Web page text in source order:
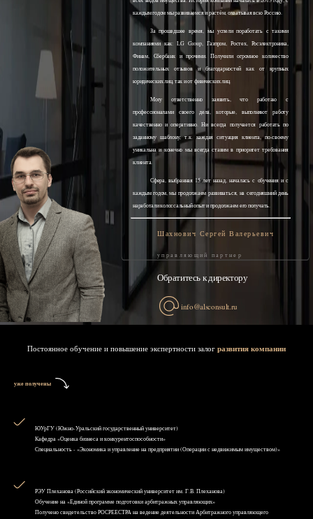
каждым годом мы развиваемся и растём, охватывая всю Россию.
За прошедшее время, мы успели поработать с такими
компаниями как: LG Group, Газпром, Ростех, Росэлектроника,
Финам, Сбербанк и прочими. Получили огромное количество
положительных отзывов и благодарностей как от крупных
юридических лиц, так и от физических лиц.
Могу ответственно заявить, что работаю с
профессионалами своего дела, которые, выполняют работу
качественно и оперативно. Ни всегда получается работать по
заданному шаблону, т.к. каждая ситуация клиента, по-своему
уникальна и конечно мы всегда ставим в приоритет требования
клиента.
Сфера, выбранная 15 лет назад, началась с обучения и с
каждым годом, мы продолжаем развиваться, на сегодняшний день
наработали колоссальный опыт и продолжаем его получать.
Шахнович Сергей Валерьевич
управляющий партнер
Обратитесь к директору
info@alsconsult.ru
Постоянное обучение и повышение экспертности залог развития компании
уже получены
ЮУрГУ (Южно-Уральский государственный университет)
Кафедра «Оценка бизнеса и конкурентоспособности»
Специальность - «Экономика и управление на предприятии (Операции с недвижимым имуществом)»
РЭУ Плеханова (Российский экономический университет им. Г.В. Плеханова)
Обучение на «Единой программе подготовки арбитражных управляющих»
Получено свидетельство РОСРЕЕСТРА на ведение деятельности Арбитражного управляющего